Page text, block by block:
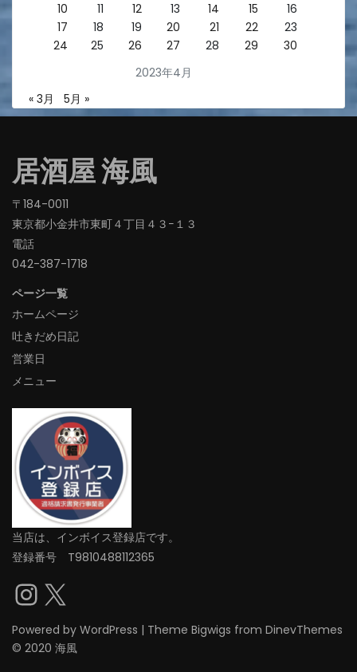
2023年4月
10
11 12 13 14 15
16
17
18 19 20 21 22
23
24
25 26 27 28 29 30
« 3月 5月 »
居酒屋 海風
〒184-0011
東京都小金井市東町４丁目４３−１３
電話
042-387-1718‬
ページ一覧
ホームページ
吐きだめ日記
営業日
メニュー
当店は、インボイス登録店です。
登録番号 T9810488112365
Instagram
X
Powered by WordPress | Theme Bigwigs from DinevThemes
© 2020 海風